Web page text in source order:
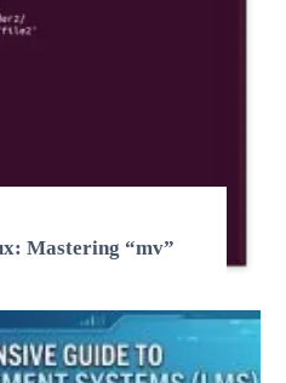
Mastering “mv”